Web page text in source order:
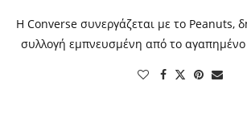
Η Converse συνεργάζεται με το Peanuts,
συλλογή εμπνευσμένη από το